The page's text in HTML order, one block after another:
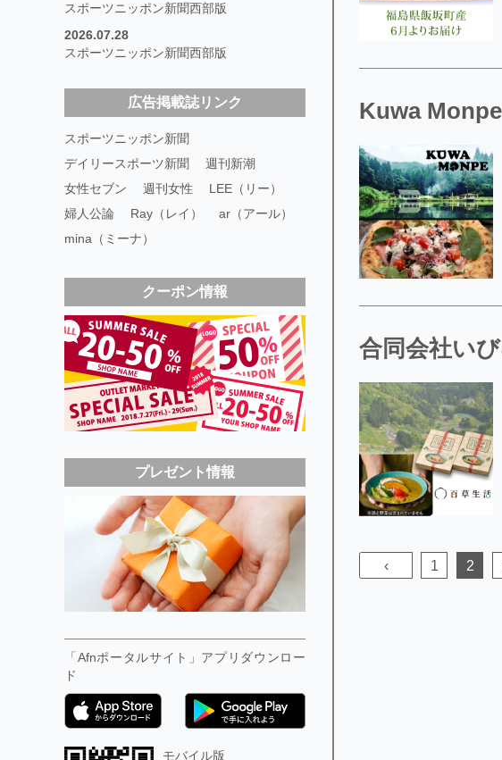
スポーツニッポン新聞西部版
2026.07.28
スポーツニッポン新聞西部版
広告掲載誌リンク
スポーツニッポン新聞
デイリースポーツ新聞
週刊新潮
女性セブン
週刊女性
LEE（リー）
婦人公論
Ray（レイ）
ar（アール）
mina（ミーナ）
クーポン情報
プレゼント情報
「Afnポータルサイト」アプリダウンロー
ド
モバイル版
Kuwa Monpe
合同会社い
‹ 1 2